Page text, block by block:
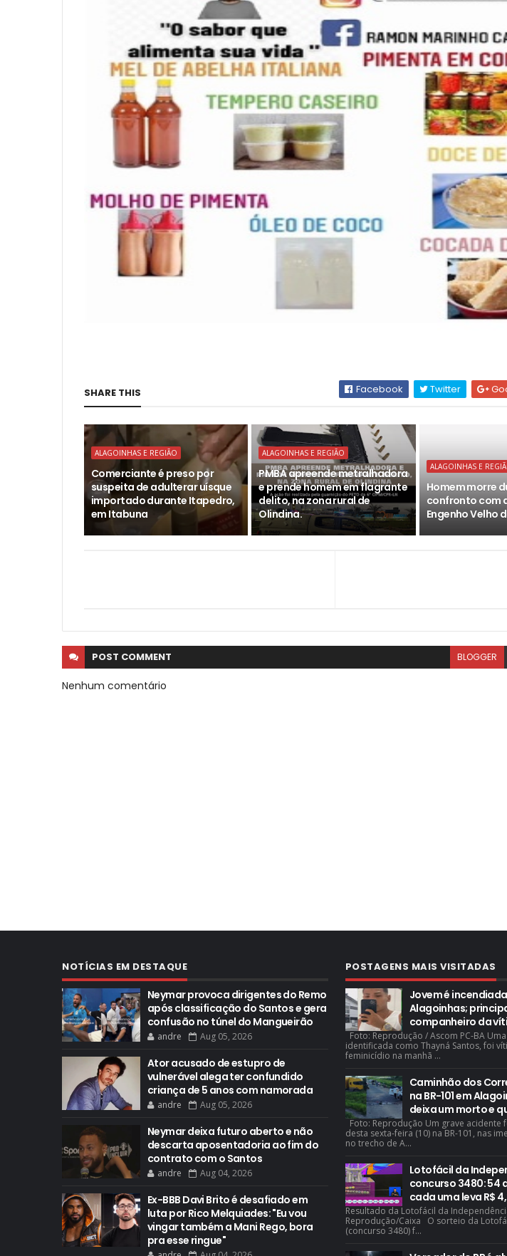
SHARE THIS Facebook Twitter
ALAGOINHAS E REGIÃO
Comerciante é preso por
suspeita de adulterar uísque
importado durante Itapedro,
em Itabuna
ALAGOINHAS E REGIÃO
PMBA apreende metralhadora
e prende homem em flagrante
delito, na zona rural de
Olindina.
ALAGOINHAS E
Homem morre
confronto com
Engenho Velho
POST COMMENT BLOGGER
Nenhum comentário
NOTÍCIAS EM DESTAQUE
Neymar provoca dirigentes do Remo
após classificação do Santos e gera
confusão no túnel do Mangueirão
andre Aug 05, 2026
Ator acusado de estupro de
vulnerável alega ter confundido
criança de 5 anos com namorada
andre Aug 05, 2026
Neymar deixa futuro aberto e não
descarta aposentadoria ao fim do
contrato com o Santos
andre Aug 04, 2026
Ex-BBB Davi Brito é desafiado em
luta por Rico Melquiades: "Eu vou
vingar também a Mani Rego, bora
pra esse ringue"
POSTAGENS MAIS VISITADAS
Jovem é
Alagoinhas;
companheiro da
Foto: Reprodução / Ascom PC-BA
identificada como Thayná Santos, foi
feminicídio na manhã ...
Caminhão dos
na BR-101 em
deixa um morto e
Foto: Reprodução Um grave acidente
desta sexta-feira (10) na BR-101, nas
no trecho de A...
Lotofácil da
concurso 3480: 54
cada uma leva R$
Resultado da Lotofácil da
Reprodução/Caixa O sorteio da
(concurso 3480) f...